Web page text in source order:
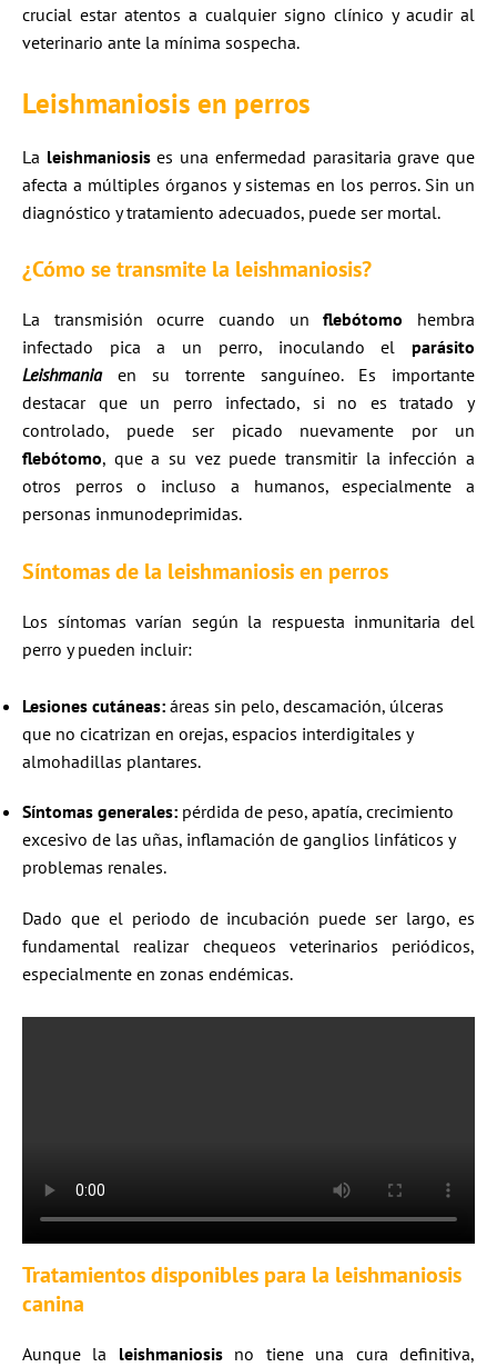
crucial estar atentos a cualquier signo clínico y acudir al
veterinario ante la mínima sospecha.​
Leishmaniosis en perros
La leishmaniosises una enfermedad parasitaria grave que
afecta a múltiples órganos y sistemas en los perros. Sin un
diagnóstico y tratamiento adecuados, puede ser mortal.​
¿Cómo se transmite la leishmaniosis?
La transmisión ocurre cuando unflebótomo hembra
infectado pica a un perro, inoculando el parásito
Leishmania
en su torrente sanguíneo. Es importante
destacar que un perro infectado, si no es tratado y
controlado, puede ser picado nuevamente por un
flebótomo, que a su vez puede transmitir la infección a
otros perros o incluso a humanos, especialmente a
personas inmunodeprimidas.
Síntomas de la leishmaniosis en perros
Los síntomas varían según la respuesta inmunitaria del
perro y pueden incluir:​
Lesiones cutáneas: áreas sin pelo, descamación, úlceras
que no cicatrizan en orejas, espacios interdigitales y
almohadillas plantares.​
Síntomas generales: pérdida de peso, apatía, crecimiento
excesivo de las uñas, inflamación de ganglios linfáticos y
problemas renales.​
Dado que el periodo de incubación puede ser largo, es
fundamental realizar chequeos veterinarios periódicos,
especialmente en zonas endémicas.​
Tratamientos disponibles para la leishmaniosis
canina
Aunque la leishmaniosisno tiene una cura definitiva,